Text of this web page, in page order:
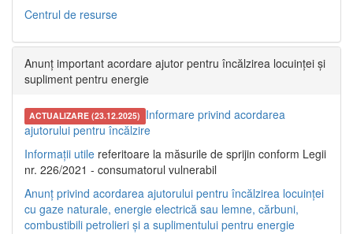
Centrul de resurse
Anunț important acordare ajutor pentru încălzirea locuinței și
supliment pentru energie
ACTUALIZARE (23.12.2025) Informare privind acordarea
ajutorului pentru încălzire
Informații utile referitoare la măsurile de sprijin conform Legii
nr. 226/2021 - consumatorul vulnerabil
Anunț privind acordarea ajutorului pentru încălzirea locuinței
cu gaze naturale, energie electrică sau lemne, cărbuni,
combustibili petrolieri și a suplimentului pentru energie